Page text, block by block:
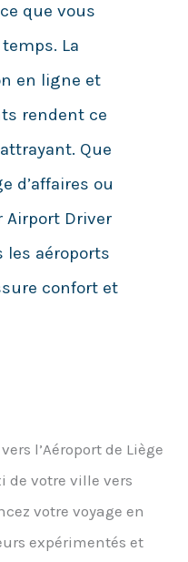
que vous
La
en ligne et
rendent ce
Que
d’affaires ou
Airport Driver
les aéroports
confort et
l’Aéroport de Liège
de votre ville vers
votre voyage en
expérimentés et